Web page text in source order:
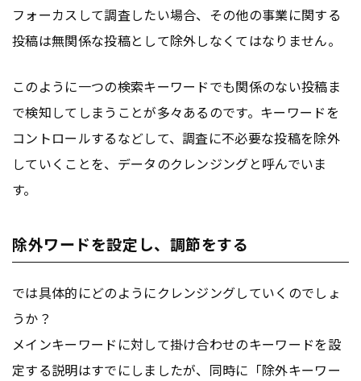
フォーカスして調査したい場合、その他の事業に関する
投稿は無関係な投稿として除外しなくてはなりません。
このように一つの検索キーワードでも関係のない投稿ま
で検知してしまうことが多々あるのです。キーワードを
コントロールするなどして、調査に不必要な投稿を除外
していくことを、データのクレンジングと呼んでいま
す。
除外ワードを設定し、調節をする
では具体的にどのようにクレンジングしていくのでしょ
うか？
メインキーワードに対して掛け合わせのキーワードを設
定する説明はすでにしましたが、同時に「除外キーワー